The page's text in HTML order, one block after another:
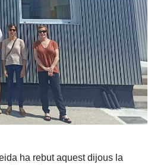
ha rebut aquest dijous la